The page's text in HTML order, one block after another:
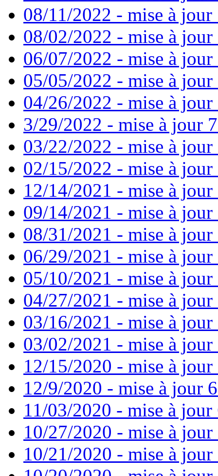
08/11/2022 - mise à jour
08/02/2022 - mise à
06/07/2022 - mise à jour
05/05/2022 - mise à jour
04/26/2022 - mise à jour
3/29/2022 - mise à jour
03/22/2022 - mise à jour
02/15/2022 - mise à
12/14/2021 - mise à jour
09/14/2021 - mise à jour
08/31/2021 - mise à jour
06/29/2021 - mise à jour
05/10/2021 - mise à jour
04/27/2021 - mise à jour
03/16/2021 - mise à jour
03/02/2021 - mise à jour
12/15/2020 - mise à jour
12/9/2020 - mise à jour
11/03/2020 - mise à jour
10/27/2020 - mise à jour
10/21/2020 - mise à jour